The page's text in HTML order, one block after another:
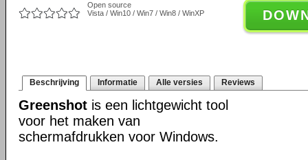
Open source
Vista / Win10 / Win7 / Win8 / WinXP
Beschrijving Informatie Alle versies Reviews
Greenshot is een lichtgewicht tool
voor het maken van
schermafdrukken voor Windows.